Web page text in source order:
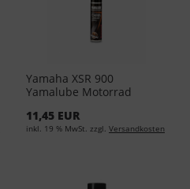
Yamaha XSR 900
Yamalube Motorrad
65049-A0-21 (EUR
119,34/L)
11,45 EUR
inkl. 19 % MwSt. zzgl. Versandkosten